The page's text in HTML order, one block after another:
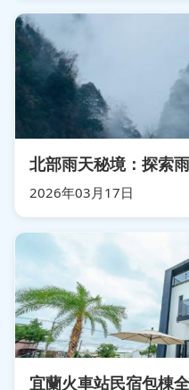
北部雨天秘境：探索
2026年03月17日
宜蘭火車站民宿包棟